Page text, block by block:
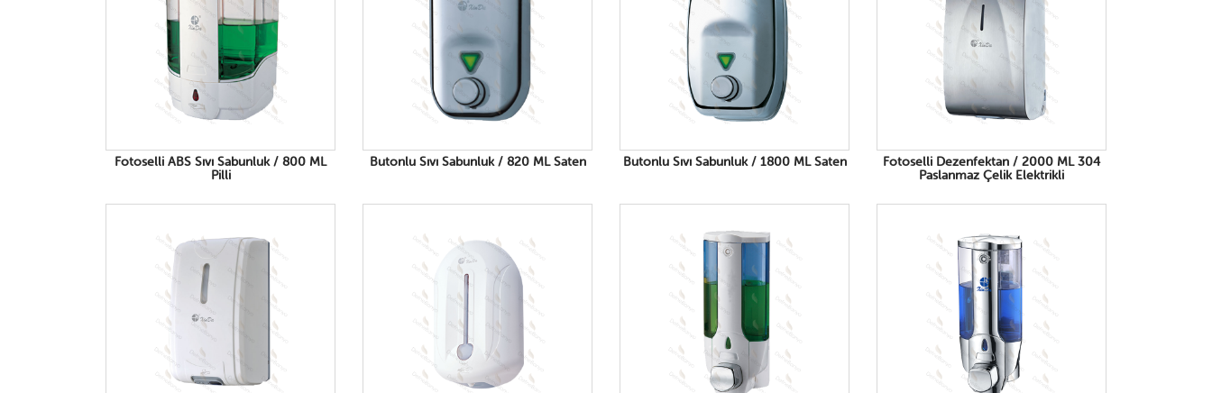
Fotoselli ABS Sıvı Sabunluk / 800 ML
Pilli
Butonlu Sıvı Sabunluk / 820 ML Saten Butonlu Sıvı Sabunluk / 1800 ML Saten
Fotoselli Dezenfektan / 2000 ML 304
Paslanmaz Çelik Elektrikli